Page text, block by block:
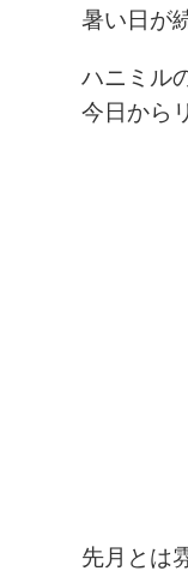
暑い日が
ハニミル
今日から
先月とは